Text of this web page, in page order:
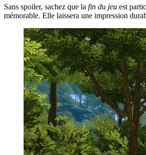
Sans spoiler, sachez que la fin du jeu est
mémorable. Elle laissera une impression